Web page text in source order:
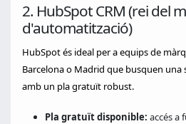
2. HubSpot CRM (rei del
d'automatització)
HubSpot és ideal per a equips de
Barcelona o Madrid que busquen
amb un pla gratuït robust.
Pla gratuït disponible: accés a